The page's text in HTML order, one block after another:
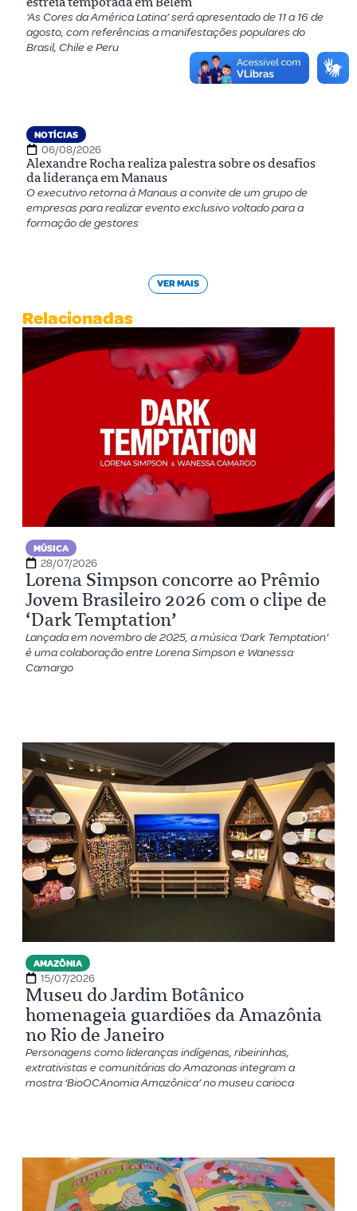
‘As Cores da América Latina’ será apresentado de 11 a 16 de
agosto, com referências a manifestações populares do
Brasil, Chile e Peru
NOTÍCIAS
06/08/2026
Alexandre Rocha realiza palestra sobre os desafios
da liderança em Manaus
O executivo retorna à Manaus a convite de um grupo de
empresas para realizar evento exclusivo voltado para a
formação de gestores
VER MAIS
Relacionadas
MÚSICA
28/07/2026
Lorena Simpson concorre ao Prêmio
Jovem Brasileiro 2026 com o clipe de
‘Dark Temptation’
Lançada em novembro de 2025, a música ‘Dark Temptation’
é uma colaboração entre Lorena Simpson e Wanessa
Camargo
AMAZÔNIA
15/07/2026
Museu do Jardim Botânico
homenageia guardiões da Amazônia
no Rio de Janeiro
Personagens como lideranças indígenas, ribeirinhas,
extrativistas e comunitárias do Amazonas integram a
mostra ‘BioOCAnomia Amazônica’ no museu carioca